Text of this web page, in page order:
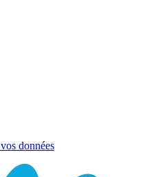
données